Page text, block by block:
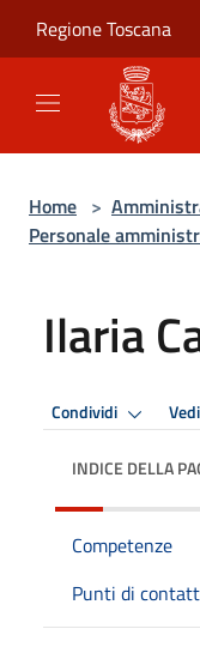
Regione Toscana
Home >
Personale
Ilaria
Condividi
INDICE DELLA
Competenze
Punti di